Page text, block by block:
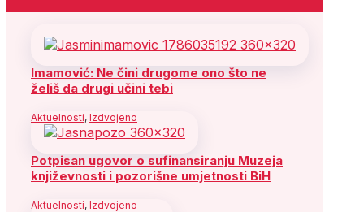
Imamović: Ne čini drugome ono što ne
želiš da drugi učini tebi
Aktuelnosti, Izdvojeno
Potpisan ugovor o sufinansiranju Muzeja
književnosti i pozorišne umjetnosti BiH
Aktuelnosti, Izdvojeno